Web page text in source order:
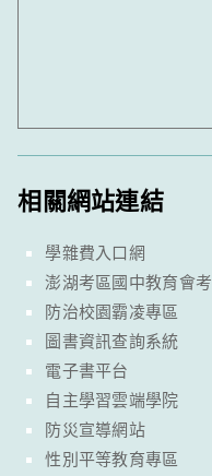
相關網站連結
學雜費入口網
澎湖考區國中教育會考
防治校園霸凌專區
圖書資訊查詢系統
電子書平台
自主學習雲端學院
防災宣導網站
性別平等教育專區